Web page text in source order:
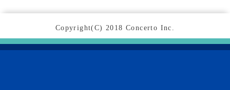
Copyright(C) 2018 Concerto Inc.